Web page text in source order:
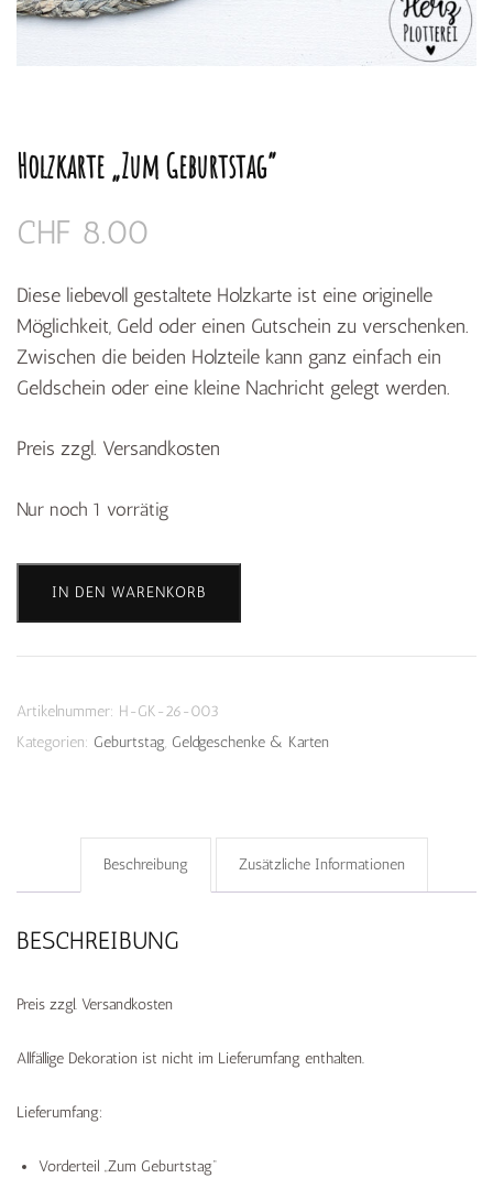
Holzkarte „Zum Geburtstag“
CHF 8.00
Diese liebevoll gestaltete Holzkarte ist eine originelle
Möglichkeit, Geld oder einen Gutschein zu verschenken.
Zwischen die beiden Holzteile kann ganz einfach ein
Geldschein oder eine kleine Nachricht gelegt werden.
Preis zzgl. Versandkosten
Nur noch 1 vorrätig
Holzkarte
"Zum
Geburtstag"
Menge
IN DEN WARENKORB
Artikelnummer: H-GK-26-003
Kategorien: Geburtstag, Geldgeschenke & Karten
Beschreibung Zusätzliche Informationen
BESCHREIBUNG
Preis zzgl. Versandkosten
Allfällige Dekoration ist nicht im Lieferumfang enthalten.
Lieferumfang:
Vorderteil „Zum Geburtstag“